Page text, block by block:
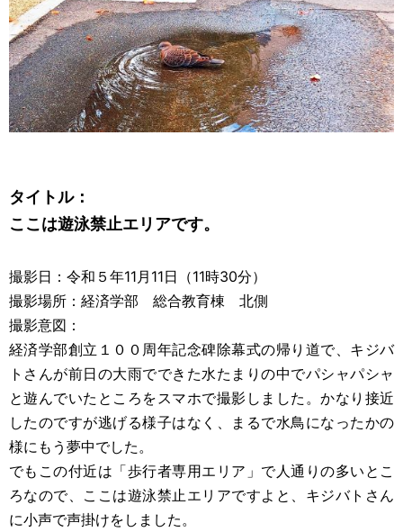
タイトル：
ここは遊泳禁止エリアです。
撮影日：令和５年11月11日（11時30分）
撮影場所：経済学部 総合教育棟 北側
撮影意図：
経済学部創立１００周年記念碑除幕式の帰り道で、キジバ
トさんが前日の大雨でできた水たまりの中でパシャパシャ
と遊んでいたところをスマホで撮影しました。かなり接近
したのですが逃げる様子はなく、まるで水鳥になったかの
様にもう夢中でした。
でもこの付近は「歩行者専用エリア」で人通りの多いとこ
ろなので、ここは遊泳禁止エリアですよと、キジバトさん
に小声で声掛けをしました。